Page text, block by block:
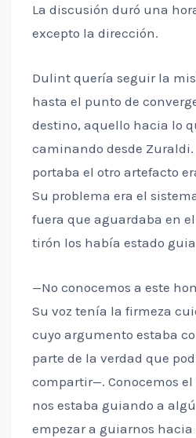
La discusión duró una
excepto la dirección.
Dulint quería seguir la
hasta el punto de
destino, aquello hacia lo
caminando desde Zuraldi.
portaba el otro artefacto
Su problema era el
fuera que aguardaba en
tirón los había estado
—No conocemos a este
Su voz tenía la firmeza
cuyo argumento estaba
parte de la verdad que
compartir—. Conocemos el
nos estaba guiando a
empezar a guiarnos